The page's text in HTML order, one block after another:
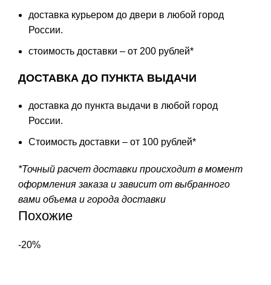
доставка курьером до двери в любой город
России.
стоимость доставки – от 200 рублей*
ДОСТАВКА ДО ПУНКТА ВЫДАЧИ
доставка до пункта выдачи в любой город
России.
Стоимость доставки – от 100 рублей*
*Точный расчет доставки происходит в момент
оформления заказа и зависит от выбранного
вами объема и города доставки
Похожие
-20%